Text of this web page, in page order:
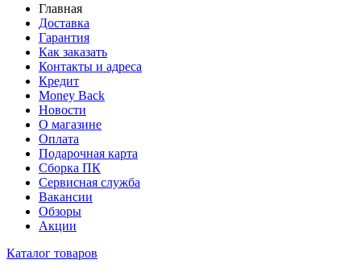
Главная
Доставка
Гарантия
Как заказать
Контакты и адреса
Кредит
Money Back
Новости
О магазине
Оплата
Подарочная карта
Сборка ПК
Сервисная служба
Вакансии
Обзоры
Акции
Каталог товаров